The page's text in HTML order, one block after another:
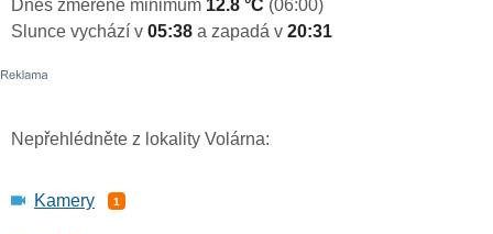
Dnes změřené minimum 12.8 °C (06:00)
Slunce vychází v 05:38 a zapadá v 20:31
Nepřehlédněte z lokality Volárna:
Kamery 1